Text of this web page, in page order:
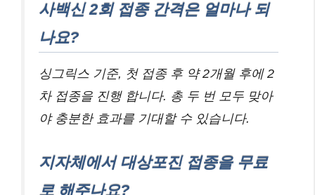
사백신 2회 접종 간격은 얼마나 되
나요?
싱그릭스 기준, 첫 접종 후 약 2개월 후에 2
차 접종을 진행 합니다. 총 두 번 모두 맞아
야 충분한 효과를 기대할 수 있습니다.
지자체에서 대상포진 접종을 무료
로 해주나요?